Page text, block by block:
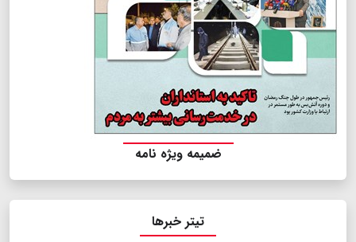
ضمیمه ویژه نامه
تیتر خبرها